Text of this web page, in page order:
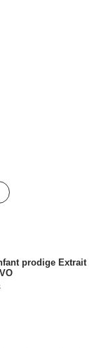
prodige Extrait